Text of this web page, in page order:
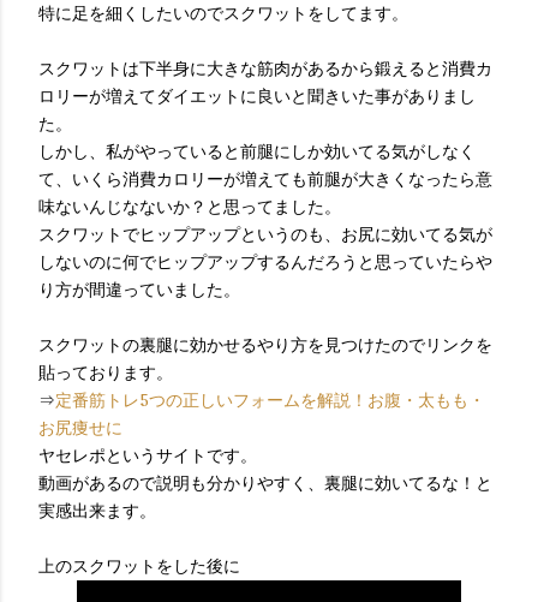
特に足を細くしたいのでスクワットをしてます。
スクワットは下半身に大きな筋肉があるから鍛えると消費カ
ロリーが増えてダイエットに良いと聞きいた事がありまし
た。
しかし、私がやっていると前腿にしか効いてる気がしなく
て、いくら消費カロリーが増えても前腿が大きくなったら意
味ないんじなないか？と思ってました。
スクワットでヒップアップというのも、お尻に効いてる気が
しないのに何でヒップアップするんだろうと思っていたらや
り方が間違っていました。
スクワットの裏腿に効かせるやり方を見つけたのでリンクを
貼っております。
⇒定番筋トレ5つの正しいフォームを解説！お腹・太もも・
お尻痩せに
ヤセレポというサイトです。
動画があるので説明も分かりやすく、裏腿に効いてるな！と
実感出来ます。
上のスクワットをした後に